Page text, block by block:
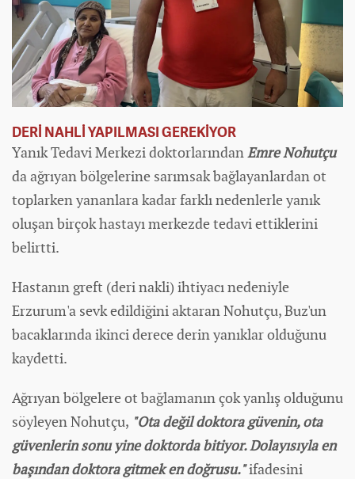
DERİ NAHLİ YAPILMASI GEREKİYOR
Yanık Tedavi Merkezi doktorlarındanEmre Nohutçu
da ağrıyan bölgelerine sarımsak bağlayanlardan ot
toplarken yananlara kadar farklı nedenlerle yanık
oluşan birçok hastayı merkezde tedavi ettiklerini
belirtti.
Hastanın greft (deri nakli) ihtiyacı nedeniyle
Erzurum'a sevk edildiğini aktaran Nohutçu, Buz'un
bacaklarında ikinci derece derin yanıklar olduğunu
kaydetti.
Ağrıyan bölgelere ot bağlamanın çok yanlış olduğunu
söyleyen Nohutçu, "Ota değil doktora güvenin, ota
güvenlerin sonu yine doktorda bitiyor. Dolayısıyla en
başından doktora gitmek en doğrusu."ifadesini